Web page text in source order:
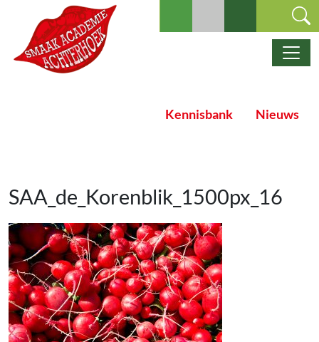
Ga naar de inhoud
Hoofdnavigatie
Kennisbank Nieuws
SAA_de_Korenblik_1500px_16